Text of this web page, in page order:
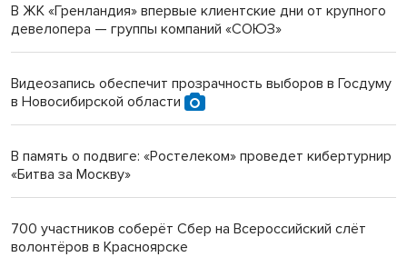
Новосибирский преподаватель с женой вошли в топ-16
В ЖК «Гренландия» впервые клиентские дни от крупного
девелопера — группы компаний «СОЮЗ»
Видеозапись обеспечит прозрачность выборов в Госдуму
в Новосибирской области
В память о подвиге: «Ростелеком» проведет кибертурнир
«Битва за Москву»
700 участников соберёт Сбер на Всероссийский слёт
волонтёров в Красноярске